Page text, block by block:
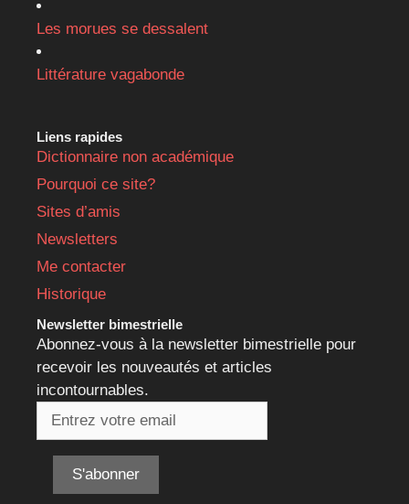
Les morues se dessalent
Littérature vagabonde
Liens rapides
Dictionnaire non académique
Pourquoi ce site?
Sites d’amis
Newsletters
Me contacter
Historique
Newsletter bimestrielle
Abonnez-vous à la newsletter bimestrielle pour
recevoir les nouveautés et articles
incontournables.